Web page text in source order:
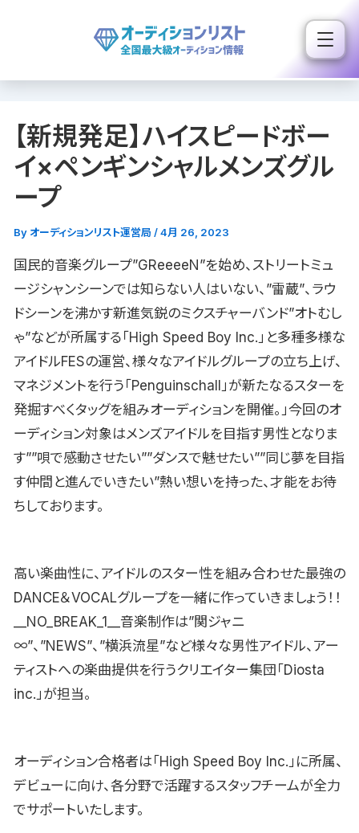
ス
【新規発足】ハイスピードボー
イ×ペンギンシャルメンズグル
ープ
By オーディションリスト運営局 /4月 26, 2023
国民的音楽グループ”GReeeeN”を始め、ストリートミュ
ージシャンシーンでは知らない人はいない、”雷蔵”、ラウ
ドシーンを沸かす新進気鋭のミクスチャーバンド”オトむし
ゃ”などが所属する「High Speed Boy Inc.」と多種多様な
アイドルFESの運営、様々なアイドルグループの立ち上げ、
マネジメントを行う「Penguinschall」が新たなるスターを
発掘すべくタッグを組みオーディションを開催。」今回のオ
ーディション対象はメンズアイドルを目指す男性となりま
す””唄で感動させたい””ダンスで魅せたい””同じ夢を目指
す仲間と進んでいきたい”熱い想いを持った、才能をお待
ちしております。
高い楽曲性に、アイドルのスター性を組み合わせた最強の
DANCE＆VOCALグループを一緒に作っていきましょう！！
__NO_BREAK_1__音楽制作は”関ジャニ
∞”、”NEWS”、”横浜流星”など様々な男性アイドル、アー
ティストへの楽曲提供を行うクリエイター集団「Diosta
inc.」が担当。
オーディション合格者は「High Speed Boy Inc.」に所属、
デビューに向け、各分野で活躍するスタッフチームが全力
でサポートいたします。